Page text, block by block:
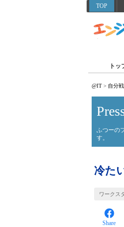
TOP
トッ
@IT > 自分
ふつーの
す。
冷た
ワークス
Share